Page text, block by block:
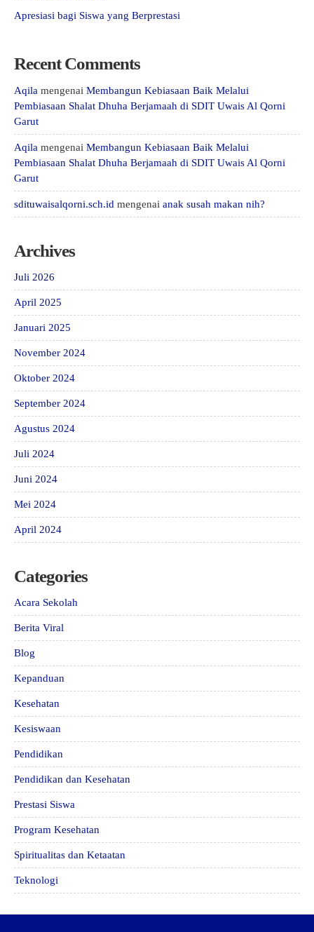
Apresiasi bagi Siswa yang Berprestasi
Recent Comments
Aqila mengenai Membangun Kebiasaan Baik Melalui
Pembiasaan Shalat Dhuha Berjamaah di SDIT Uwais Al Qorni
Garut
Aqila mengenai Membangun Kebiasaan Baik Melalui
Pembiasaan Shalat Dhuha Berjamaah di SDIT Uwais Al Qorni
Garut
sdituwaisalqorni.sch.id mengenai anak susah makan nih?
Archives
Juli 2026
April 2025
Januari 2025
November 2024
Oktober 2024
September 2024
Agustus 2024
Juli 2024
Juni 2024
Mei 2024
April 2024
Categories
Acara Sekolah
Berita Viral
Blog
Kepanduan
Kesehatan
Kesiswaan
Pendidikan
Pendidikan dan Kesehatan
Prestasi Siswa
Program Kesehatan
Spiritualitas dan Ketaatan
Teknologi